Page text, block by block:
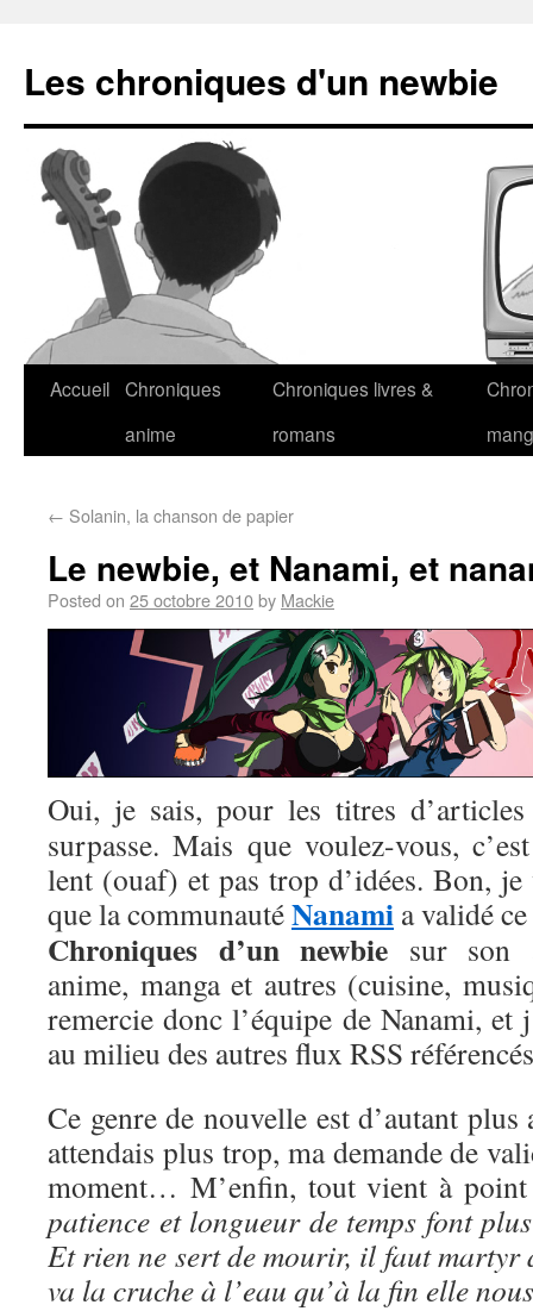
Les chroniques d'un newbie
Accueil Chroniques
anime
Chroniques livres &
romans
← Solanin, la chanson de papier
Le newbie, et Nanami, et
Posted on 25 octobre 2010by Mackie
Oui, je sais, pour les titres
surpasse. Mais que voulez-vous,
lent (ouaf) et pas trop d’idées. Bon,
que la communautéNanami a validé
Chroniques d’un newbie sur son
anime, manga et autres (cuisine,
remercie donc l’équipe de Nanami, et
au milieu des autres flux RSS
Ce genre de nouvelle est d’autant plus
attendais plus trop, ma demande de
moment… M’enfin, tout vient à
patience et longueur de temps font
Et rien ne sert de mourir, il faut
va la cruche à l’eau qu’à la fin elle